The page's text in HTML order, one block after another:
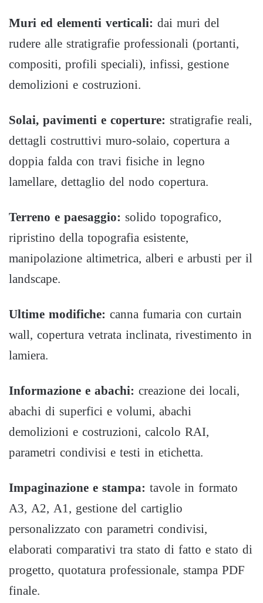
Muri ed elementi verticali: dai muri del
rudere alle stratigrafie professionali (portanti,
compositi, profili speciali), infissi, gestione
demolizioni e costruzioni.
Solai, pavimenti e coperture: stratigrafie reali,
dettagli costruttivi muro-solaio, copertura a
doppia falda con travi fisiche in legno
lamellare, dettaglio del nodo copertura.
Terreno e paesaggio: solido topografico,
ripristino della topografia esistente,
manipolazione altimetrica, alberi e arbusti per il
landscape.
Ultime modifiche: canna fumaria con curtain
wall, copertura vetrata inclinata, rivestimento in
lamiera.
Informazione e abachi: creazione dei locali,
abachi di superfici e volumi, abachi
demolizioni e costruzioni, calcolo RAI,
parametri condivisi e testi in etichetta.
Impaginazione e stampa: tavole in formato
A3, A2, A1, gestione del cartiglio
personalizzato con parametri condivisi,
elaborati comparativi tra stato di fatto e stato di
progetto, quotatura professionale, stampa PDF
finale.